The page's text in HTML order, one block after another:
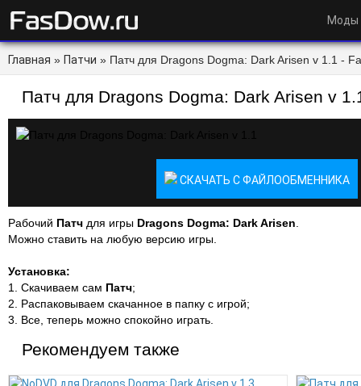
Моды
Главная » Патчи » Патч для Dragons Dogma: Dark Arisen v 1.1 -
Патч для Dragons Dogma: Dark Arisen v
СКАЧАТЬ С ФАЙЛООБМЕННИКА
Рабочий Патч для игры Dragons Dogma: Dark Arisen
Можно ставить на любую версию игры.
Установка:
1. Скачиваем сам Патч;
2. Распаковываем скачанное в папку с игрой;
3. Все, теперь можно спокойно играть.
Рекомендуем также